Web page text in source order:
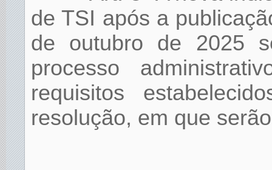
de TSI após a
de outubro de 2025
processo
requisitos
resolução, em que